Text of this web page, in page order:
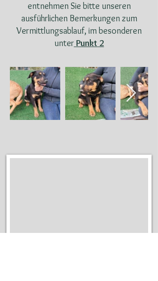
entnehmen Sie bitte unseren
ausführlichen Bemerkungen zum
Vermittlungsablauf, im besonderen
unterPunkt 2